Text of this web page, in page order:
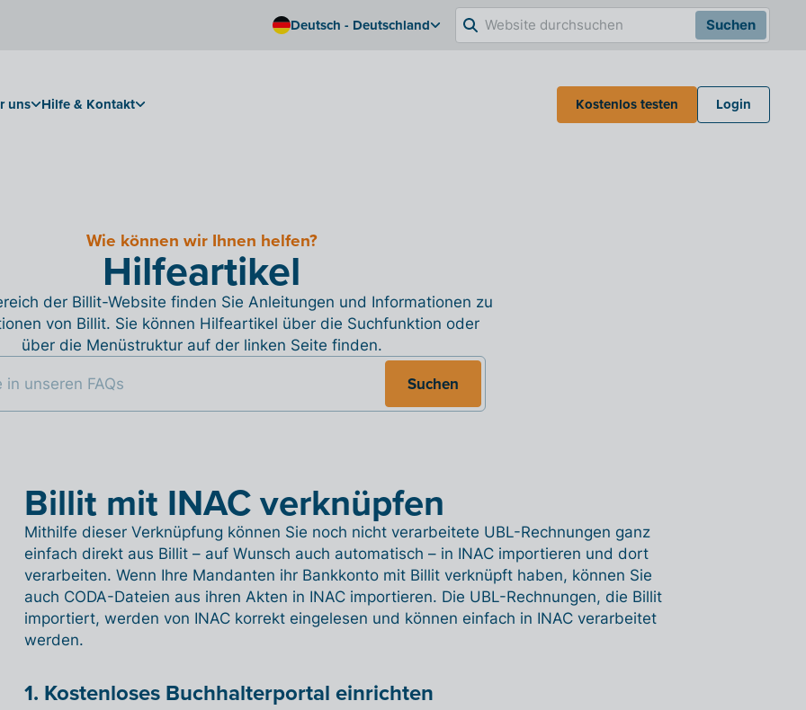
Deutsch - Deutschland Suchen
uns Hilfe & Kontakt Kostenlos testen Login
Wie können wir Ihnen helfen?
Hilfeartikel
der Billit-Website finden Sie Anleitungen und Informationen zu
von Billit. Sie können Hilfeartikel über die Suchfunktion oder
über die Menüstruktur auf der linken Seite finden.
Suchen
Billit mit INAC verknüpfen
Mithilfe dieser Verknüpfung können Sie noch nicht verarbeitete UBL-Rechnungen ganz
einfach direkt aus Billit – auf Wunsch auch automatisch – in INAC importieren und dort
verarbeiten. Wenn Ihre Mandanten ihr Bankkonto mit Billit verknüpft haben, können Sie
auch CODA-Dateien aus ihren Akten in INAC importieren. Die UBL-Rechnungen, die Billit
importiert, werden von INAC korrekt eingelesen und können einfach in INAC verarbeitet
werden.
1. Kostenloses Buchhalterportal einrichten